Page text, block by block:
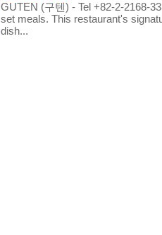
GUTEN (구텐) - Tel +82-2-2168-
set meals. This restaurant's
dish...